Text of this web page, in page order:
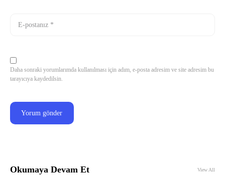
Daha sonraki yorumlarımda kullanılması için adım, e-posta adresim ve site adresim bu
tarayıcıya kaydedilsin.
Okumaya Devam Et View All